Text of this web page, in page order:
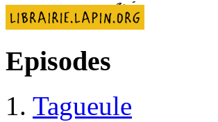
Episodes
1. Tagueule